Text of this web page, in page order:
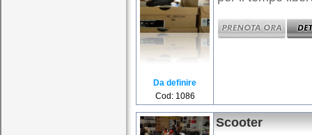
Da definire
Cod: 1086
Scooter